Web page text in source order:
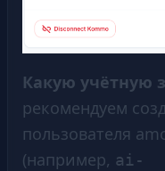
Какую учётную
рекомендуем
пользователя
(например, ai-